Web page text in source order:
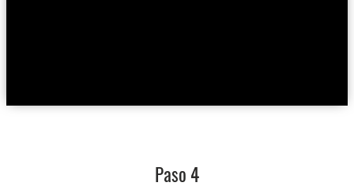
Paso 4